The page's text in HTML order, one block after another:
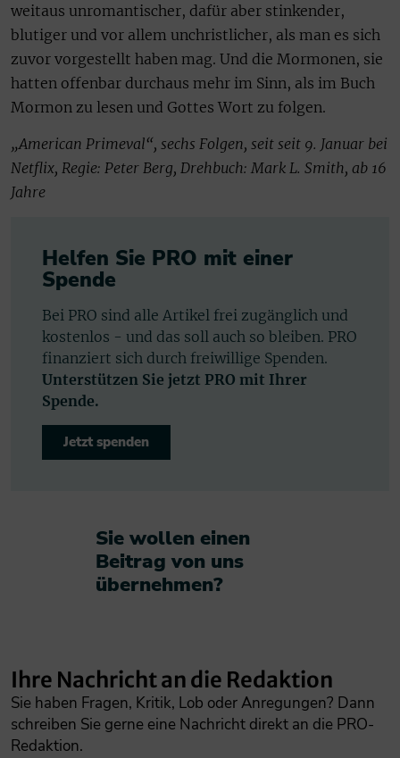
weitaus unromantischer, dafür aber stinkender,
blutiger und vor allem unchristlicher, als man es sich
zuvor vorgestellt haben mag. Und die Mormonen, sie
hatten offenbar durchaus mehr im Sinn, als im Buch
Mormon zu lesen und Gottes Wort zu folgen.
„American Primeval“, sechs Folgen, seit seit 9. Januar bei
Netflix, Regie: Peter Berg, Drehbuch: Mark L. Smith, ab 16
Jahre
Helfen Sie PRO mit einer
Spende
Bei PRO sind alle Artikel frei zugänglich und
kostenlos - und das soll auch so bleiben. PRO
finanziert sich durch freiwillige Spenden.
Unterstützen Sie jetzt PRO mit Ihrer
Spende.
Jetzt spenden
Sie wollen einen
Beitrag von uns
übernehmen?​
Ihre Nachricht an die Redaktion
Sie haben Fragen, Kritik, Lob oder Anregungen? Dann
schreiben Sie gerne eine Nachricht direkt an die PRO-
Redaktion.